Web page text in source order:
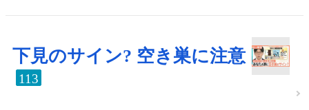
下見のサイン? 空き巣に注意
113